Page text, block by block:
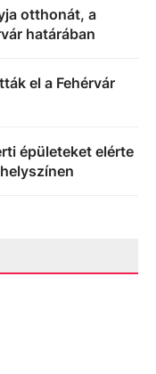
otthonát, a
határában
el a Fehérvár
épületeket elérte